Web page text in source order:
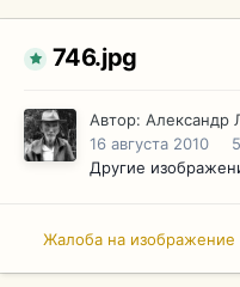
746.jpg
Автор: Александр
16 августа 2010
Другие
Жалоба на изображение